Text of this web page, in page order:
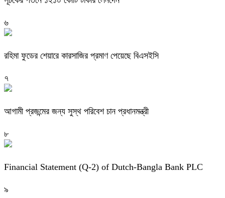
৬
রহিমা ফুডের শেয়ারে কারসাজির প্রমাণ পেয়েছে বিএসইসি
৭
আগামী প্রজন্মের জন্য সুস্থ পরিবেশ চান প্রধানমন্ত্রী
৮
Financial Statement (Q-2) of Dutch-Bangla Bank PLC
৯